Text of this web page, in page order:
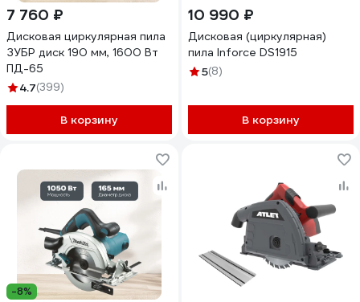
7 760 ₽
Дисковая циркулярная пила
ЗУБР диск 190 мм, 1600 Вт
ПД-65
4.7(399)
В корзину
10 990 ₽
Дисковая (циркулярная)
пила Inforce DS1915
5(8)
В корзину
-8%